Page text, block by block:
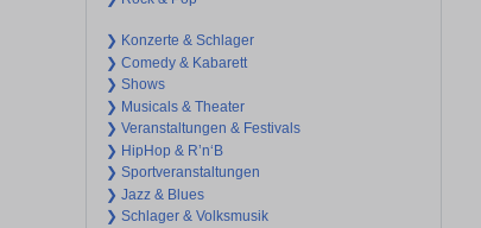
❯ Konzerte & Schlager
❯ Comedy & Kabarett
❯ Shows
❯ Musicals & Theater
❯ Veranstaltungen & Festivals
❯ HipHop & R’n‘B
❯ Sportveranstaltungen
❯ Jazz & Blues
❯ Schlager & Volksmusik